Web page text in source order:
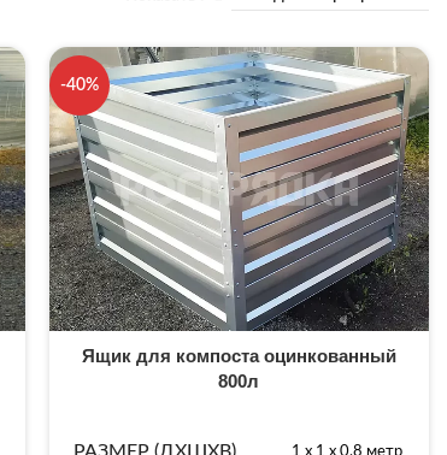
-40%
Ящик для компоста оцинкованный
800л
1 х 1 х 0,8 метр